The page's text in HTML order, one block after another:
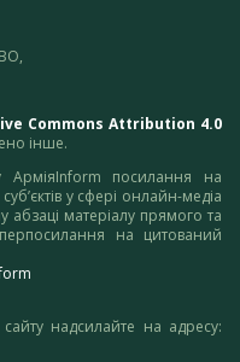
Commons Attribution 4.0
інше.
АрміяInform посилання на
у сфері онлайн-медіа
матеріалу прямого та
на цитований
надсилайте на адресу: